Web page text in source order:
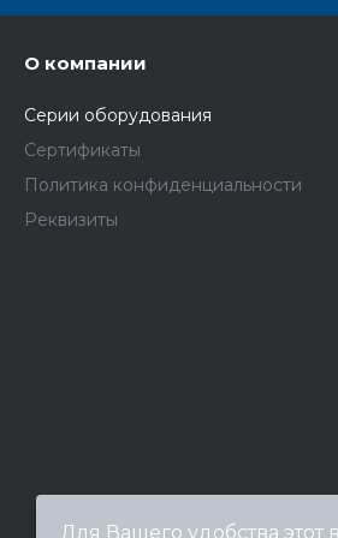
О компании
Серии оборудования
Сертификаты
Политика конфиденциальности
Реквизиты
Для Вашего удобства этот